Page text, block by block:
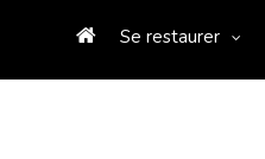
Se restaurer